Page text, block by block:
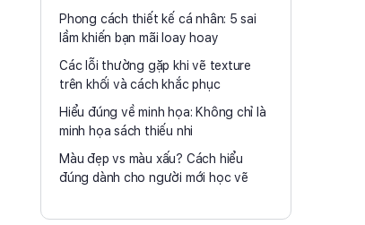
Phong cách thiết kế cá nhân: 5 sai
lầm khiến bạn mãi loay hoay
Các lỗi thường gặp khi vẽ texture
trên khối và cách khắc phục
Hiểu đúng về minh họa: Không chỉ là
minh họa sách thiếu nhi
Màu đẹp vs màu xấu? Cách hiểu
đúng dành cho người mới học vẽ